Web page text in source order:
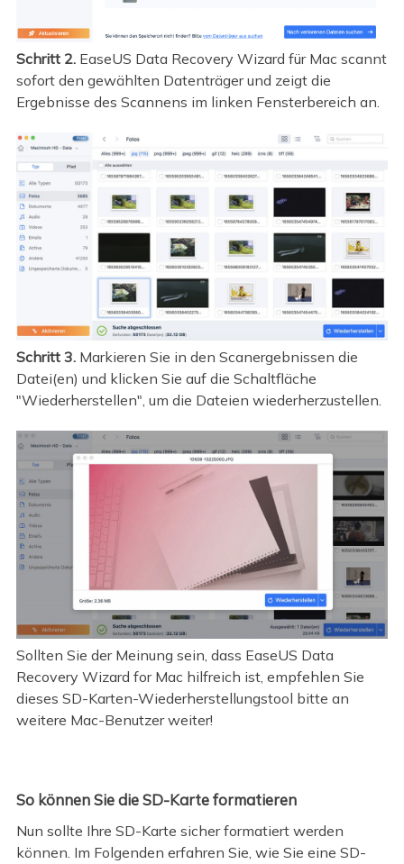
Schritt 2. EaseUS Data Recovery Wizard für Mac scannt
sofort den gewählten Datenträger und zeigt die
Ergebnisse des Scannens im linken Fensterbereich an.
Schritt 3. Markieren Sie in den Scanergebnissen die
Datei(en) und klicken Sie auf die Schaltfläche
"Wiederherstellen", um die Dateien wiederherzustellen.
Sollten Sie der Meinung sein, dass EaseUS Data
Recovery Wizard for Mac hilfreich ist, empfehlen Sie
dieses SD-Karten-Wiederherstellungstool bitte an
weitere Mac-Benutzer weiter!
So können Sie die SD-Karte formatieren
Nun sollte Ihre SD-Karte sicher formatiert werden
können. Im Folgenden erfahren Sie, wie Sie eine SD-